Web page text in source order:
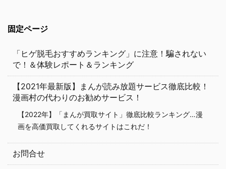
固定ページ
「ヒゲ脱毛おすすめランキング」に注意！騙されない
で！＆体験レポート＆ランキング
【2021年最新版】まんが読み放題サービス徹底比較！
漫画村の代わりのお勧めサービス！
【2022年】「まんが買取サイト」徹底比較ランキング…漫
画を高価買取してくれるサイトはこれだ！
お問合せ